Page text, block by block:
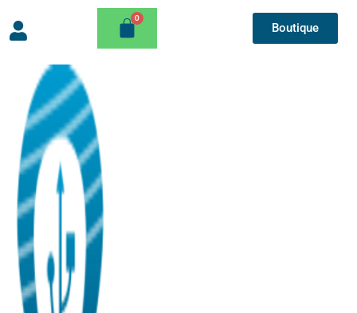
Boutique